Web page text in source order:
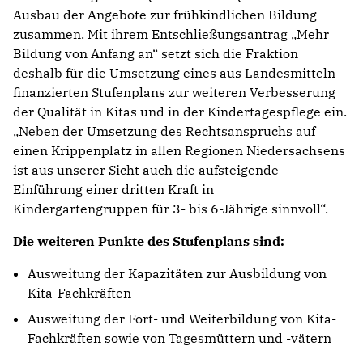
Ausbau der Angebote zur frühkindlichen Bildung
zusammen. Mit ihrem Entschließungsantrag „Mehr
Bildung von Anfang an“ setzt sich die Fraktion
deshalb für die Umsetzung eines aus Landesmitteln
finanzierten Stufenplans zur weiteren Verbesserung
der Qualität in Kitas und in der Kindertagespflege ein.
„Neben der Umsetzung des Rechtsanspruchs auf
einen Krippenplatz in allen Regionen Niedersachsens
ist aus unserer Sicht auch die aufsteigende
Einführung einer dritten Kraft in
Kindergartengruppen für 3- bis 6-Jährige sinnvoll“.
Die weiteren Punkte des Stufenplans sind:
Ausweitung der Kapazitäten zur Ausbildung von
Kita-Fachkräften
Ausweitung der Fort- und Weiterbildung von Kita-
Fachkräften sowie von Tagesmüttern und -vätern